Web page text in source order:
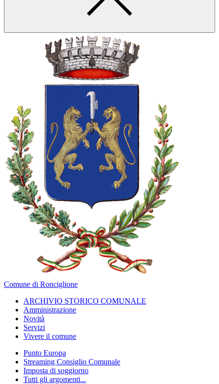
Comune di Ronciglione
ARCHIVIO STORICO COMUNALE
Amministrazione
Novità
Servizi
Vivere il comune
Punto Europa
Streaming Consiglio Comunale
Imposta di soggiorno
Tutti gli argomenti...